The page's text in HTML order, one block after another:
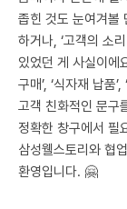
좁힌 것도 눈여겨볼
하거나, ‘고객의 소
있었던 게 사실이에
구매’, ‘식자재 납품
고객 친화적인 문구
정확한 창구에서 필
삼성웰스토리와 협
환영입니다. 🤗